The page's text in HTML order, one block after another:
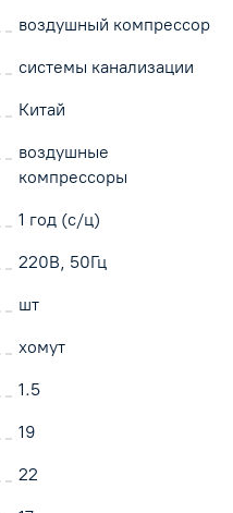
воздушный компрессор
системы канализации
Китай
воздушные
компрессоры
1 год (с/ц)
220В, 50Гц
шт
хомут
1.5
19
22